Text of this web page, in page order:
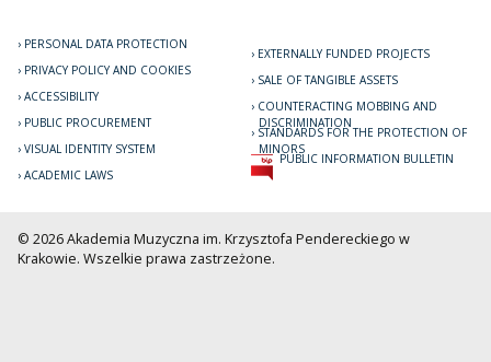
PERSONAL DATA PROTECTION
PRIVACY POLICY AND COOKIES
ACCESSIBILITY
PUBLIC PROCUREMENT
VISUAL IDENTITY SYSTEM
ACADEMIC LAWS
EXTERNALLY FUNDED PROJECTS
SALE OF TANGIBLE ASSETS
COUNTERACTING MOBBING AND
DISCRIMINATION
STANDARDS FOR THE PROTECTION OF
MINORS
PUBLIC INFORMATION BULLETIN
© 2026 Akademia Muzyczna im. Krzysztofa Pendereckiego w
Krakowie. Wszelkie prawa zastrzeżone.